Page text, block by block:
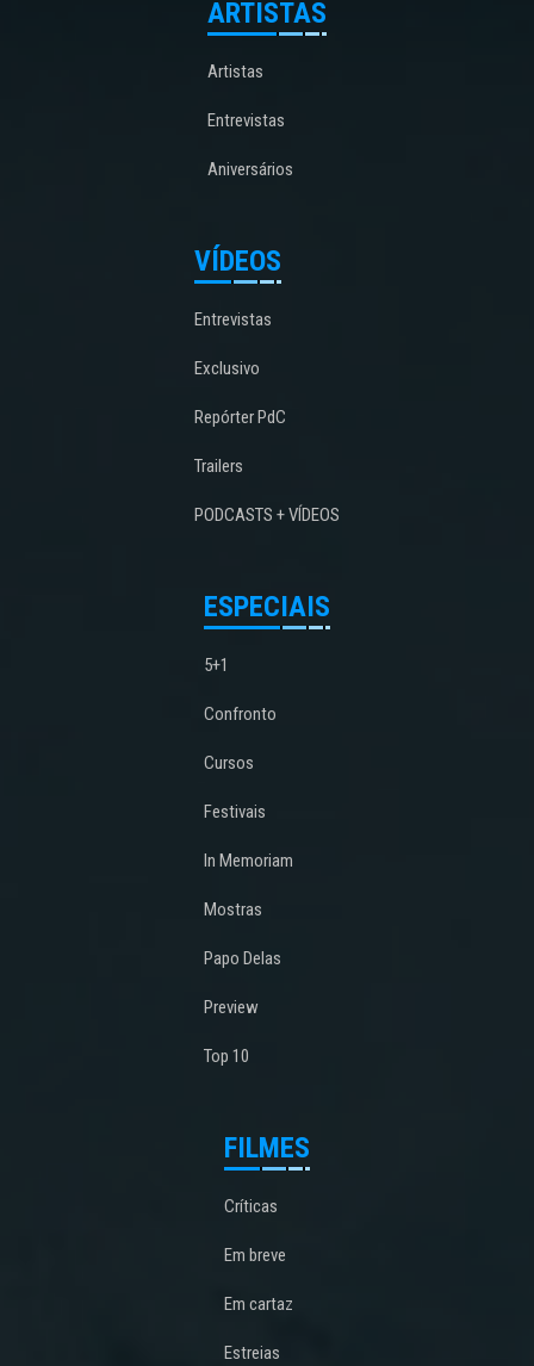
ARTISTAS
Artistas
Entrevistas
Aniversários
VÍDEOS
Entrevistas
Exclusivo
Repórter PdC
Trailers
PODCASTS + VÍDEOS
ESPECIAIS
5+1
Confronto
Cursos
Festivais
In Memoriam
Mostras
Papo Delas
Preview
Top 10
FILMES
Críticas
Em breve
Em cartaz
Estreias